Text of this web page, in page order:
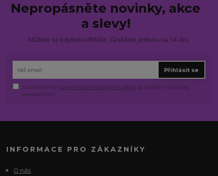
Nepropásněte novinky, akce
a slevy!
Můžete se kdykoli odhlásit. Zasíláme jednou za 14 dní.
Přihlásit se
Souhlasím se zpracováním osobních údajů za účelem rozesílky
newsletteru.
INFORMACE PRO ZÁKAZNÍKY
O nás